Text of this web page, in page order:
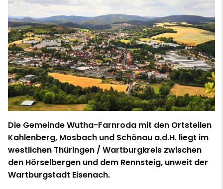
Die Gemeinde Wutha-Farnroda mit den Ortsteilen
Kahlenberg, Mosbach und Schönau a.d.H. liegt im
westlichen Thüringen / Wartburgkreis zwischen
den Hörselbergen und dem Rennsteig, unweit der
Wartburgstadt Eisenach.